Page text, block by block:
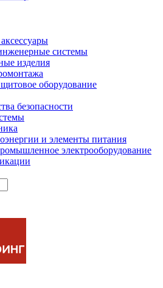
системы
изделия
оборудование
безопасности
и элементы питания
электрооборудование